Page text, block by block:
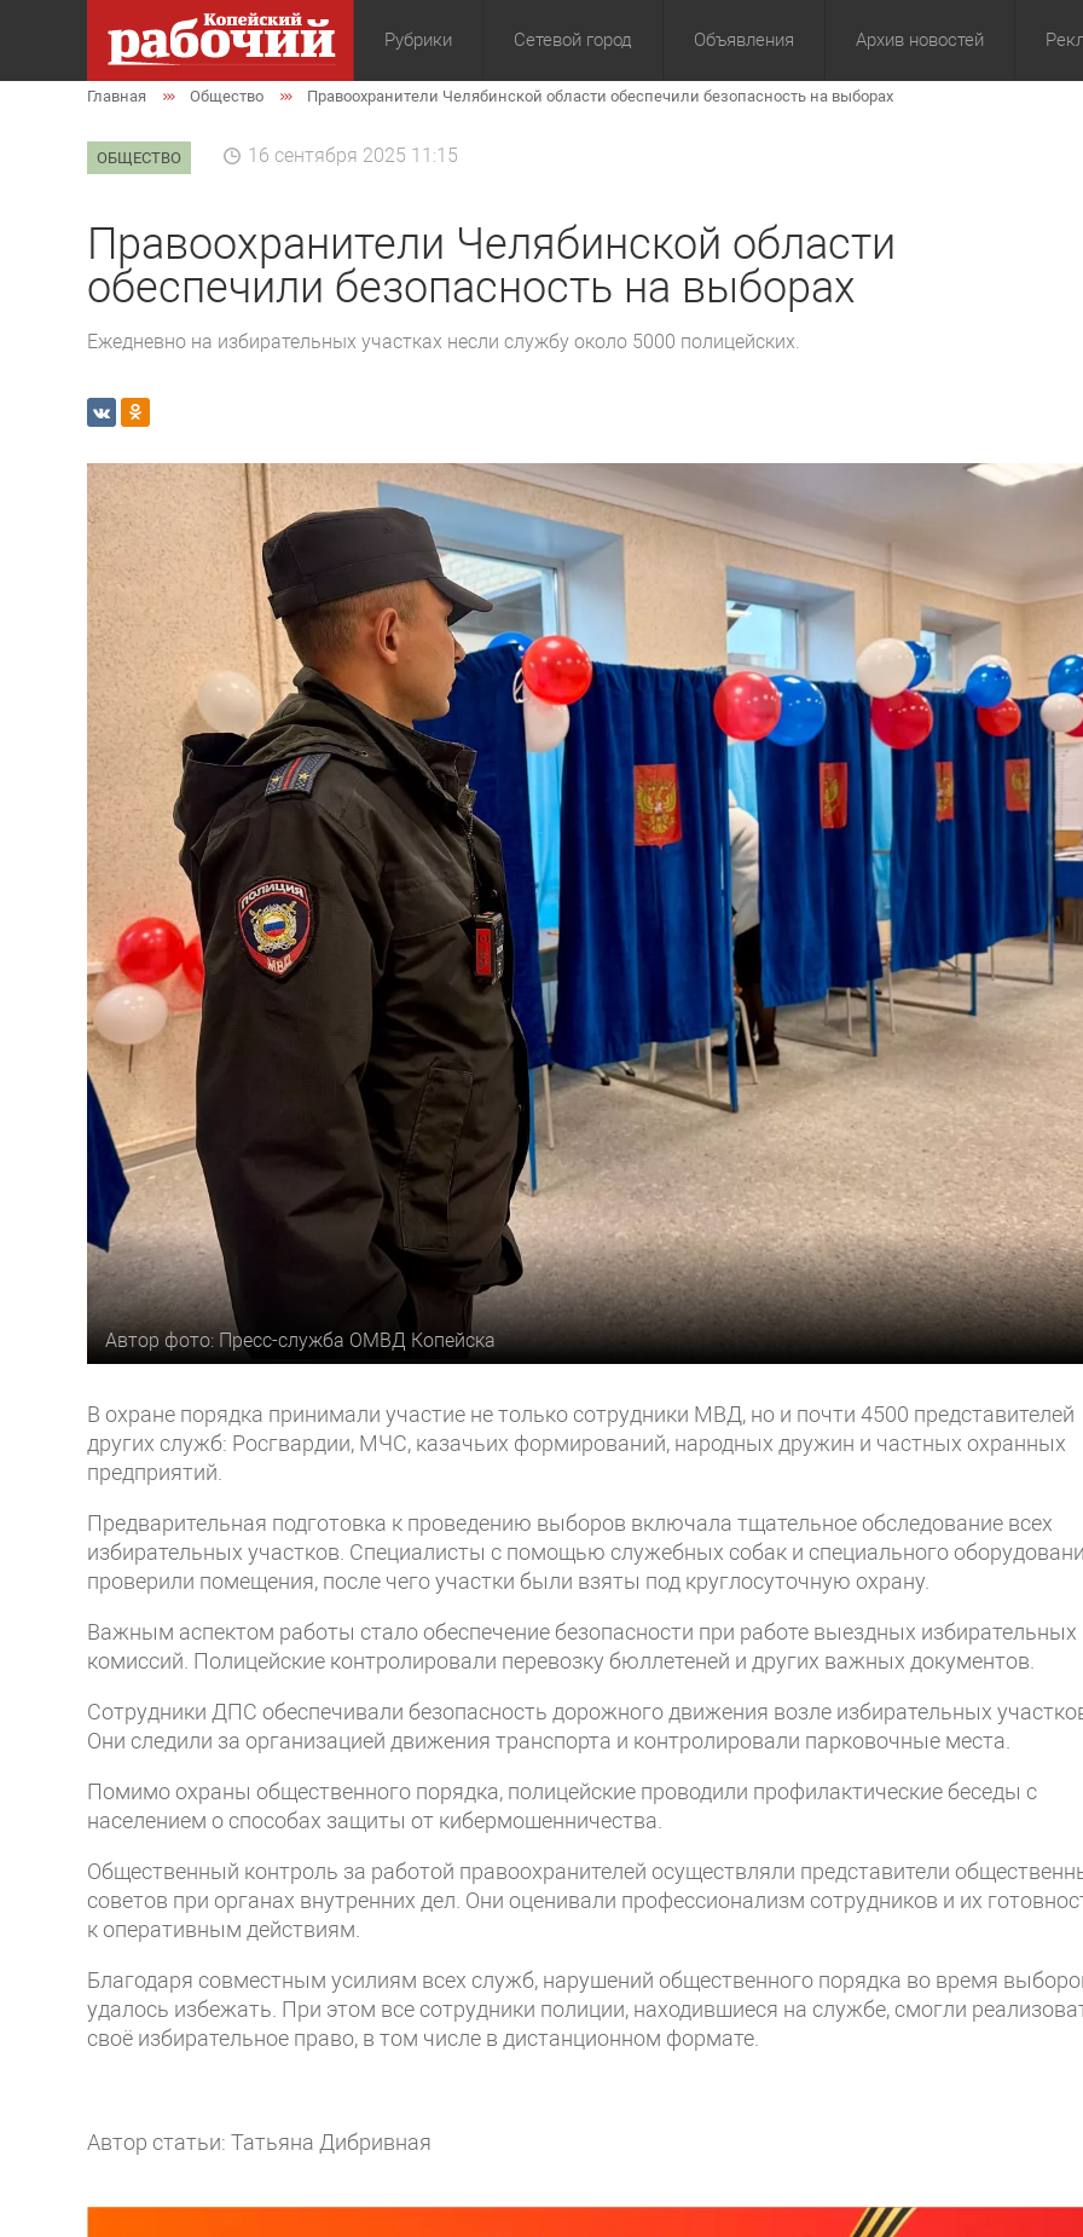
Рубрики
Общество Экономика Культура Политика Спорт
Сетевой город Объявления Архив новостей
За сутки
Главная Общество Правоохранители Челябинской области обеспечили безопасность на выборах
ОБЩЕСТВО 16 сентября 2025 11:15
Правоохранители Челябинской области
обеспечили безопасность на выборах
Ежедневно на избирательных участках несли службу около 5000 полицейских.
Автор фото: Пресс-служба ОМВД Копейска
В охране порядка принимали участие не только сотрудники МВД, но и почти 4500 представителей
других служб: Росгвардии, МЧС, казачьих формирований, народных дружин и частных охранных
предприятий.
Предварительная подготовка к проведению выборов включала тщательное обследование всех
избирательных участков. Специалисты с помощью служебных собак и специального
проверили помещения, после чего участки были взяты под круглосуточную охрану.
Важным аспектом работы стало обеспечение безопасности при работе выездных избирательных
комиссий. Полицейские контролировали перевозку бюллетеней и других важных документов.
Сотрудники ДПС обеспечивали безопасность дорожного движения возле избирательных
Они следили за организацией движения транспорта и контролировали парковочные места.
Помимо охраны общественного порядка, полицейские проводили профилактические беседы с
населением о способах защиты от кибермошенничества.
Общественный контроль за работой правоохранителей осуществляли представители
советов при органах внутренних дел. Они оценивали профессионализм сотрудников и их
к оперативным действиям.
Благодаря совместным усилиям всех служб, нарушений общественного порядка во время
удалось избежать. При этом все сотрудники полиции, находившиеся на службе, смогли
своё избирательное право, в том числе в дистанционном формате.
Автор статьи: Татьяна Дибривная